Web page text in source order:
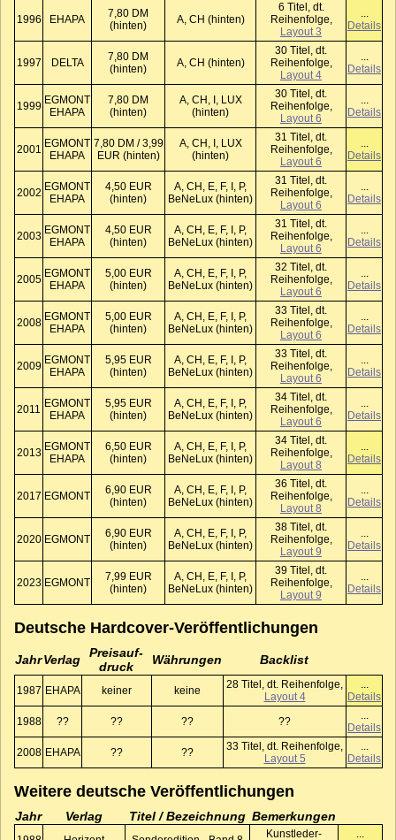
1996 EHAPA
7,80 DM
(hinten)
A, CH (hinten)
6 Titel, dt.
Reihenfolge,
Layout 3
...
Details
1997 DELTA
7,80 DM
(hinten)
A, CH (hinten)
30 Titel, dt.
Reihenfolge,
Layout 4
...
Details
1999 EGMONT
EHAPA
7,80 DM
(hinten)
A, CH, I, LUX
(hinten)
30 Titel, dt.
Reihenfolge,
Layout 6
...
Details
2001 EGMONT
EHAPA
7,80 DM / 3,99
EUR (hinten)
A, CH, I, LUX
(hinten)
31 Titel, dt.
Reihenfolge,
Layout 6
...
Details
2002 EGMONT
EHAPA
4,50 EUR
(hinten)
A, CH, E, F, I, P,
BeNeLux (hinten)
31 Titel, dt.
Reihenfolge,
Layout 6
...
Details
2003 EGMONT
EHAPA
4,50 EUR
(hinten)
A, CH, E, F, I, P,
BeNeLux (hinten)
31 Titel, dt.
Reihenfolge,
Layout 6
...
Details
2005 EGMONT
EHAPA
5,00 EUR
(hinten)
A, CH, E, F, I, P,
BeNeLux (hinten)
32 Titel, dt.
Reihenfolge,
Layout 6
...
Details
2008 EGMONT
EHAPA
5,00 EUR
(hinten)
A, CH, E, F, I, P,
BeNeLux (hinten)
33 Titel, dt.
Reihenfolge,
Layout 6
...
Details
2009 EGMONT
EHAPA
5,95 EUR
(hinten)
A, CH, E, F, I, P,
BeNeLux (hinten)
33 Titel, dt.
Reihenfolge,
Layout 6
...
Details
2011 EGMONT
EHAPA
5,95 EUR
(hinten)
A, CH, E, F, I, P,
BeNeLux (hinten)
34 Titel, dt.
Reihenfolge,
Layout 6
...
Details
2013 EGMONT
EHAPA
6,50 EUR
(hinten)
A, CH, E, F, I, P,
BeNeLux (hinten)
34 Titel, dt.
Reihenfolge,
Layout 8
...
Details
2017 EGMONT
6,90 EUR
(hinten)
A, CH, E, F, I, P,
BeNeLux (hinten)
36 Titel, dt.
Reihenfolge,
Layout 8
...
Details
2020 EGMONT
6,90 EUR
(hinten)
A, CH, E, F, I, P,
BeNeLux (hinten)
38 Titel, dt.
Reihenfolge,
Layout 9
...
Details
2023 EGMONT
7,99 EUR
(hinten)
A, CH, E, F, I, P,
BeNeLux (hinten)
39 Titel, dt.
Reihenfolge,
Layout 9
...
Details
Deutsche Hardcover-Veröffentlichungen
JahrVerlag
Preis­auf­
druck
Währungen Backlist
1987 EHAPA keiner keine
28 Titel, dt. Reihenfolge,
Layout 4
...
Details
1988
?? ?? ?? ??
...
Details
2008 EHAPA ?? ??
33 Titel, dt. Reihenfolge,
Layout 5
...
Details
Weitere deutsche Veröffentlichungen
Jahr Verlag Titel / Bezeichnung Bemerkungen
Kunst­leder­ ...